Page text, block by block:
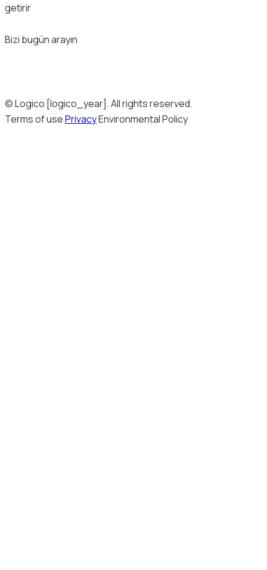
getirir
Bizi bugün arayın
© Logico [logico_year]. All rights reserved.
Terms of usePrivacyEnvironmental Policy